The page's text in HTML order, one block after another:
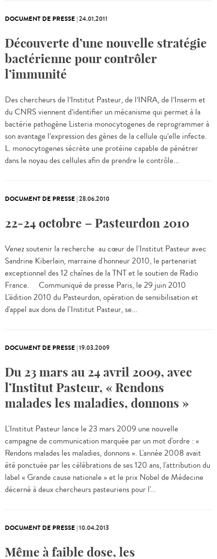
DOCUMENT DE PRESSE |24.01.2011
Découverte d’une nouvelle stratégie
bactérienne pour contrôler
l’immunité
Des chercheurs de l’Institut Pasteur, de l’INRA, de l’Inserm et
du CNRS viennent d’identifier un mécanisme qui permet à la
bactérie pathogène Listeria monocytogenes de reprogrammer à
son avantage l’expression des gènes de la cellule qu’elle infecte.
L. monocytogenes sécrète une protéine capable de pénétrer
dans le noyau des cellules afin de prendre le contrôle...
DOCUMENT DE PRESSE |28.06.2010
22-24 octobre – Pasteurdon 2010
Venez soutenir la recherche au cœur de l'Institut Pasteur avec
Sandrine Kiberlain, marraine d'honneur 2010, le partenariat
exceptionnel des 12 chaînes de la TNT et le soutien de Radio
France. Communiqué de presse Paris, le 29 juin 2010
L'édition 2010 du Pasteurdon, opération de sensibilisation et
d'appel aux dons de l'Institut Pasteur, se...
DOCUMENT DE PRESSE |19.03.2009
Du 23 mars au 24 avril 2009, avec
l’Institut Pasteur, « Rendons
malades les maladies, donnons »
L'Institut Pasteur lance le 23 mars 2009 une nouvelle
campagne de communication marquée par un mot d'ordre : «
Rendons malades les maladies, donnons ». L'année 2008 avait
été ponctuée par les célébrations de ses 120 ans, l'attribution du
label « Grande cause nationale » et le prix Nobel de Médecine
décerné à deux chercheurs pasteuriens pour l'...
DOCUMENT DE PRESSE |10.04.2013
Même à faible dose, les